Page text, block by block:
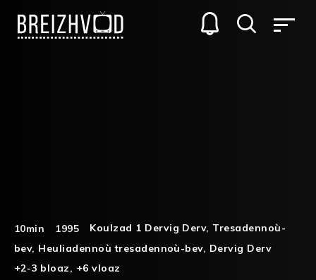
10min 1995 Koulzad 1 Dervig Derv, Tresadennoù-
bev, Heuliadennoù tresadennoù-bev, Dervig Derv
+2-3 bloaz, +6 vloaz